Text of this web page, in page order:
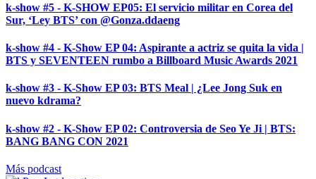
k-show #5 - K-SHOW EP05: El servicio militar en Corea del
Sur, ‘Ley BTS’ con @Gonza.ddaeng
k-show #4 - K-Show EP 04: Aspirante a actriz se quita la vida |
BTS y SEVENTEEN rumbo a Billboard Music Awards 2021
k-show #3 - K-Show EP 03: BTS Meal | ¿Lee Jong Suk en
nuevo kdrama?
k-show #2 - K-Show EP 02: Controversia de Seo Ye Ji | BTS:
BANG BANG CON 2021
Más podcast